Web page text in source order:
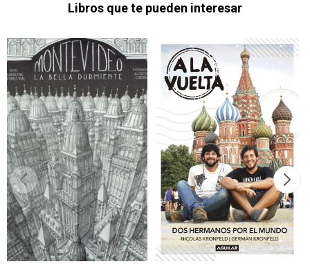
Libros que te pueden interesar